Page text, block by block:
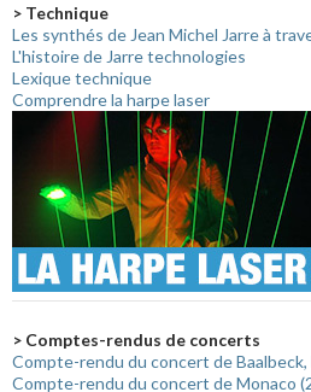
> Technique
Les synthés de Jean Michel Jarre à
L'histoire de Jarre technologies
Lexique technique
Comprendre la harpe laser
> Comptes-rendus de concerts
Compte-rendu du concert de Baalbeck,
Compte-rendu du concert de Monaco